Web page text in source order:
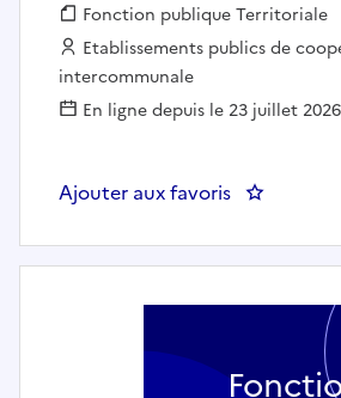
Fonction publique :
Fonction publique Territoriale
Employeur :
Etablissements publics de
intercommunale
En ligne depuis le 23 juillet 2026
Ajouter aux favoris :